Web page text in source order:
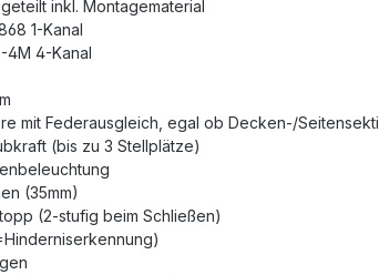
inkl. Montagematerial
1-Kanal
4M 4-Kanal
mit Federausgleich, egal ob Decken-/
(bis zu 3 Stellplätze)
(35mm)
(2-stufig beim Schließen)